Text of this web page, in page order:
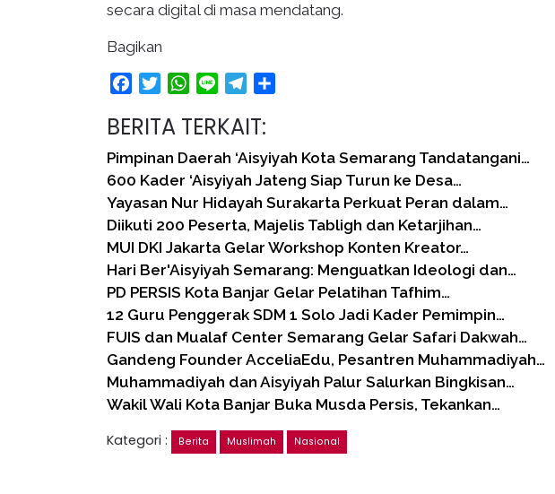
secara digital di masa mendatang.
Bagikan
FacebookTwitterWhatsApp
Line Telegram
BERITA TERKAIT:
Pimpinan Daerah ‘Aisyiyah Kota Semarang Tandatangani…
600 Kader ‘Aisyiyah Jateng Siap Turun ke Desa…
Yayasan Nur Hidayah Surakarta Perkuat Peran dalam…
Diikuti 200 Peserta, Majelis Tabligh dan Ketarjihan…
MUI DKI Jakarta Gelar Workshop Konten Kreator…
Hari Ber'Aisyiyah Semarang: Menguatkan Ideologi dan…
PD PERSIS Kota Banjar Gelar Pelatihan Tafhim…
12 Guru Penggerak SDM 1 Solo Jadi Kader Pemimpin…
FUIS dan Mualaf Center Semarang Gelar Safari Dakwah…
Gandeng Founder AcceliaEdu, Pesantren Muhammadiyah…
Muhammadiyah dan Aisyiyah Palur Salurkan Bingkisan…
Wakil Wali Kota Banjar Buka Musda Persis, Tekankan…
Kategori :
Berita Muslimah Nasional